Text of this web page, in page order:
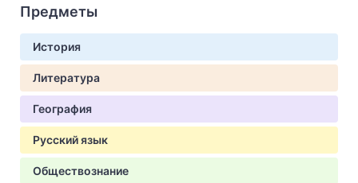
Предметы
История
Литература
География
Русский язык
Обществознание